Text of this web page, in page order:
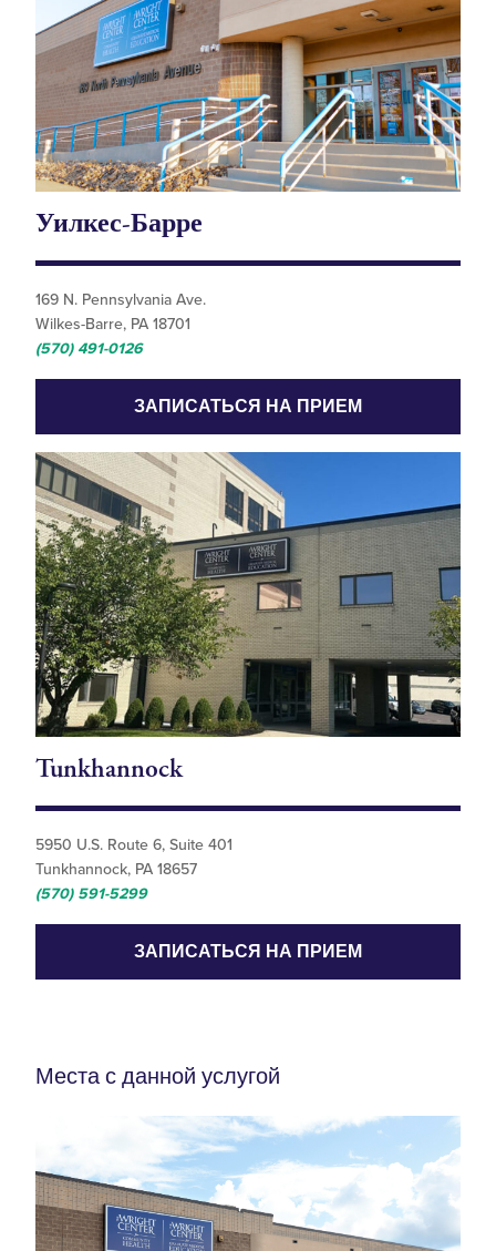
Уилкес-Барре
169 N. Pennsylvania Ave.
Wilkes-Barre, PA 18701
(570) 491-0126
ЗАПИСАТЬСЯ НА ПРИЕМ
Tunkhannock
5950 U.S. Route 6, Suite 401
Tunkhannock, PA 18657
(570) 591-5299
ЗАПИСАТЬСЯ НА ПРИЕМ
Места с данной услугой